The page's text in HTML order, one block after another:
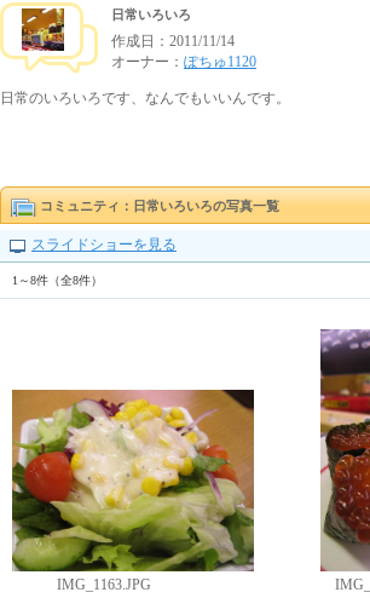
日常いろいろ
作成日： 2011/11/14
オーナー： ぽちゅ1120
日常のいろいろです、なんでもいいんです。
コミュニティ：日常いろいろの写真一覧
スライドショーを見る
1～8件（全8件）
IMG_1163.JPG